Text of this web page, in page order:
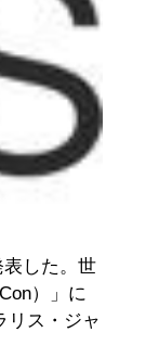
した。世
）」に
リス・ジャ